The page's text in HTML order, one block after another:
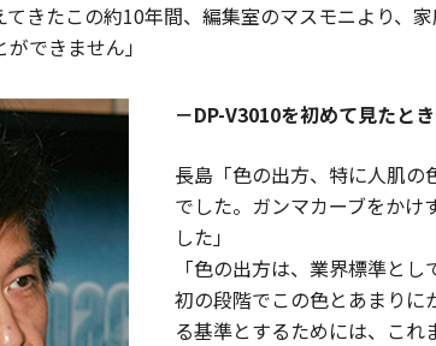
てきたこの約10年間、編集室のマスモニより
できません」
－DP-V3010を初めて見たと
長島「色の出方、特に人肌
でした。ガンマカーブをかけ
した」
「色の出方は、業界標準と
初の段階でこの色とあまりに
る基準とするためには、これ